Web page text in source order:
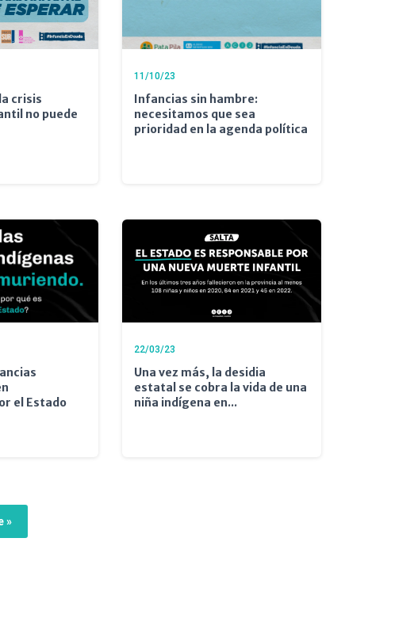
crisis
no puede
11/10/23
Infancias sin hambre:
necesitamos que sea
prioridad en la agenda política
el Estado
22/03/23
Una vez más, la desidia
estatal se cobra la vida de una
niña indígena en...
»